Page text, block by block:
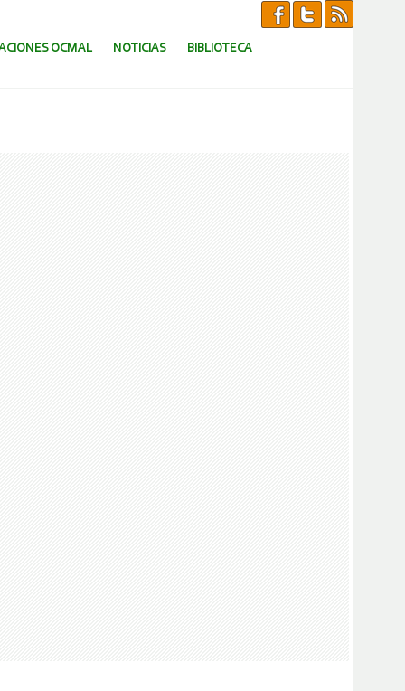
OCMAL NOTICIAS BIBLIOTECA